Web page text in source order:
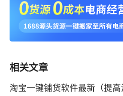
相关文章
淘宝一键铺货软件最新（提高